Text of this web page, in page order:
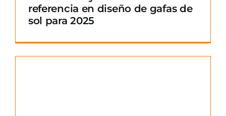
referencia en diseño de gafas de
sol para 2025